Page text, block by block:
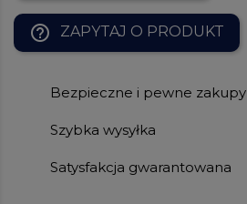
help_outline ZAPYTAJ O PRODUKT
Bezpieczne i pewne zakupy
Szybka wysyłka
Satysfakcja gwarantowana